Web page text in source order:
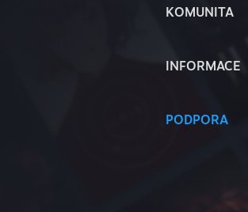
KOMUNITA
INFORMACE
PODPORA